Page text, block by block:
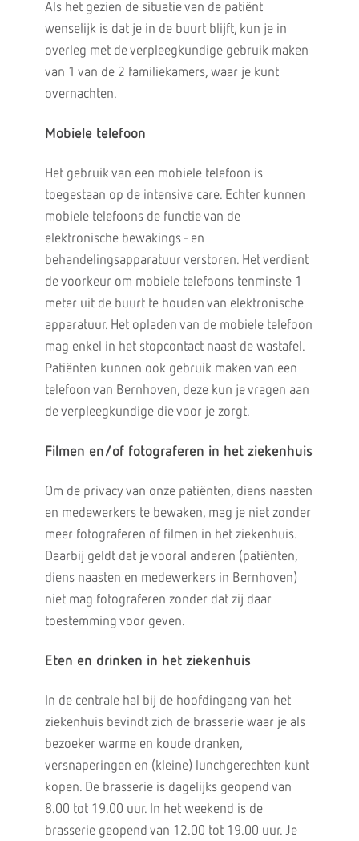
Als het gezien de situatie van de patiënt
wenselijk is dat je in de buurt blijft, kun je in
overleg met de verpleegkundige gebruik maken
van 1 van de 2 familiekamers, waar je kunt
overnachten.
Mobiele telefoon
Het gebruik van een mobiele telefoon is
toegestaan op de intensive care. Echter kunnen
mobiele telefoons de functie van de
elektronische bewakings - en
behandelingsapparatuur verstoren. Het verdient
de voorkeur om mobiele telefoons tenminste 1
meter uit de buurt te houden van elektronische
apparatuur. Het opladen van de mobiele telefoon
mag enkel in het stopcontact naast de wastafel.
Patiënten kunnen ook gebruik maken van een
telefoon van Bernhoven, deze kun je vragen aan
de verpleegkundige die voor je zorgt.
Filmen en/of fotograferen in het ziekenhuis
Om de privacy van onze patiënten, diens naasten
en medewerkers te bewaken, mag je niet zonder
meer fotograferen of filmen in het ziekenhuis.
Daarbij geldt dat je vooral anderen (patiënten,
diens naasten en medewerkers in Bernhoven)
niet mag fotograferen zonder dat zij daar
toestemming voor geven.
Eten en drinken in het ziekenhuis
In de centrale hal bij de hoofdingang van het
ziekenhuis bevindt zich de brasserie waar je als
bezoeker warme en koude dranken,
versnaperingen en (kleine) lunchgerechten kunt
kopen. De brasserie is dagelijks geopend van
8.00 tot 19.00 uur. In het weekend is de
brasserie geopend van 12.00 tot 19.00 uur. Je